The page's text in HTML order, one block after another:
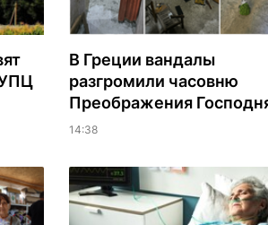
УПЦ
В Греции вандалы
разгромили часовню
Преображения
14:38